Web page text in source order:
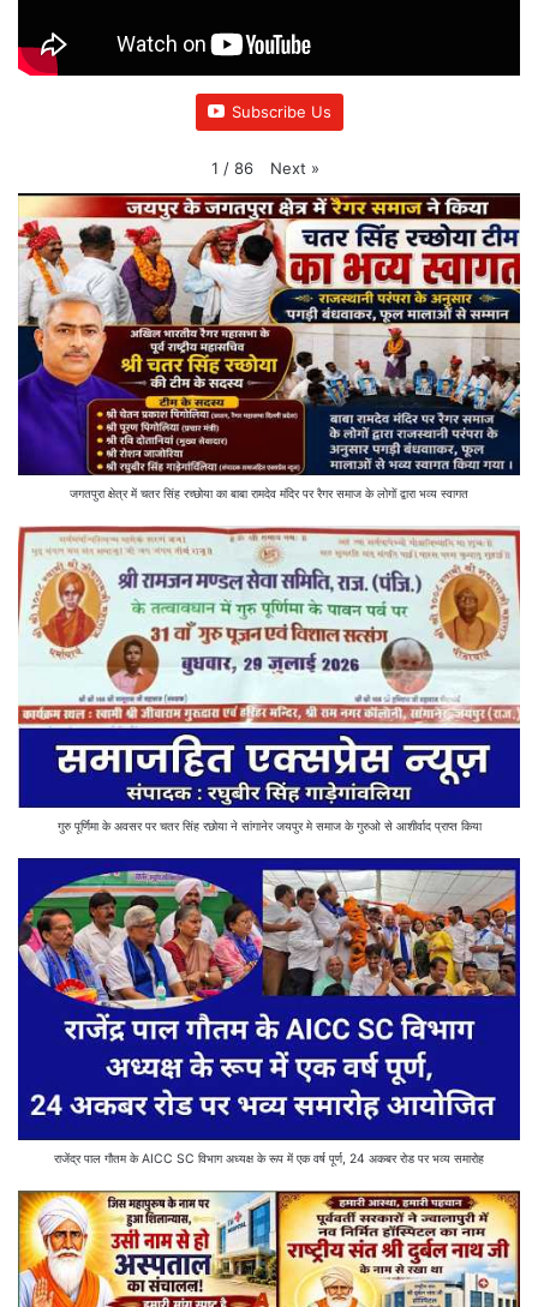
Subscribe Us
1 / 86 Next »
जगतपुरा क्षेत्र में चतर सिंह रच्छोया का बाबा रामदेव मंदिर पर रैगर समाज के लोगों द्वारा भव्य स्वागत
गुरु पूर्णिमा के अवसर पर चतर सिंह रछोया ने सांगानेर जयपुर मे समाज के गुरुओ से आशीर्वाद प्राप्त किया
राजेंद्र पाल गौतम के AICC SC विभाग अध्यक्ष के रूप में एक वर्ष पूर्ण, 24 अकबर रोड पर भव्य समारोह